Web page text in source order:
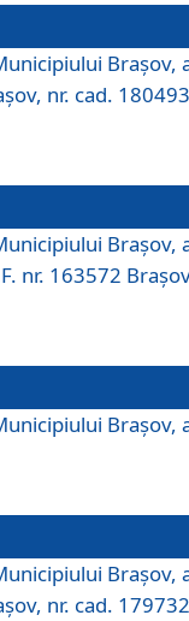
Braşov,
nr. cad.
Braşov,
nr. 163572
Braşov,
Braşov,
nr. cad.